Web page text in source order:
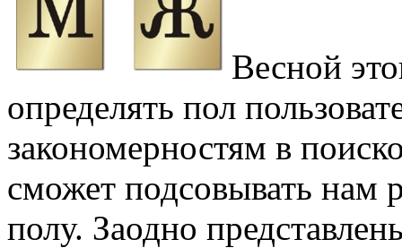
Весной
определять пол
закономерностям в
сможет подсовывать нам
полу. Заодно